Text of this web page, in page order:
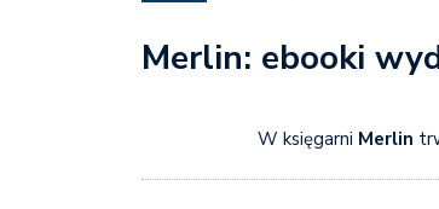
Merlin: ebooki
W księgarni Merlin